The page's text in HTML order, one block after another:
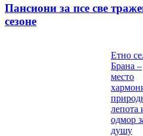
Пансиони за псе све
сезоне
Етно
Брана –
место
лепота
одмор
душу